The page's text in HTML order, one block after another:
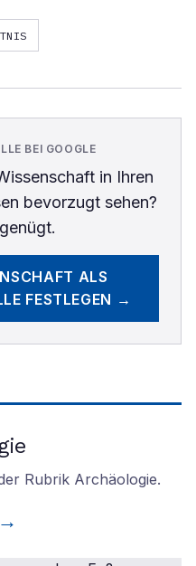
BEI GOOGLE
in Ihren
bevorzugt sehen?
ALS
FESTLEGEN →
Rubrik Archäologie.